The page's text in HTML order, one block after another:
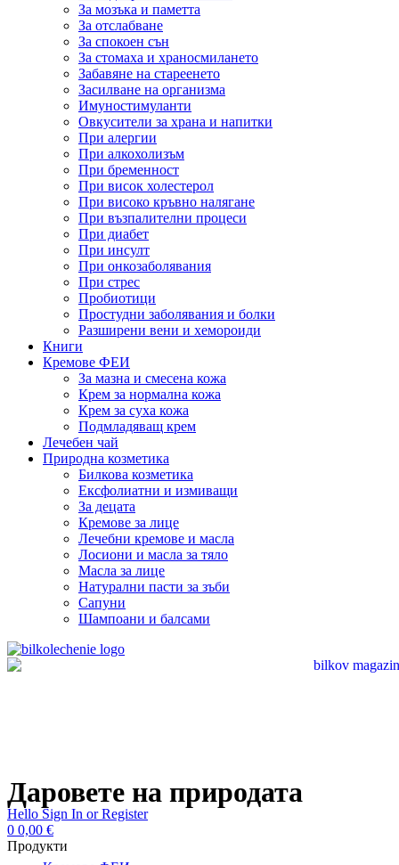
За мозъка и паметта
За отслабване
За спокоен сън
За стомаха и храносмилането
Забавяне на стареенето
Засилване на организма
Имуностимуланти
Овкусители за храна и напитки
При алергии
При алкохолизъм
При бременност
При висок холестерол
При високо кръвно налягане
При възпалителни процеси
При диабет
При инсулт
При онкозаболявания
При стрес
Пробиотици
Простудни заболявания и болки
Разширени вени и хемороиди
Книги
Кремове ФЕИ
За мазна и смесена кожа
Крем за нормална кожа
Крем за суха кожа
Подмладяващ крем
Лечебен чай
Природна козметика
Билкова козметика
Ексфолиатни и измиващи
За децата
Кремове за лице
Лечебни кремове и масла
Лосиони и масла за тяло
Масла за лице
Натурални пасти за зъби
Сапуни
Шампоани и балсами
Даровете на природата
Hello Sign In or Register
0 0,00 €
Продукти